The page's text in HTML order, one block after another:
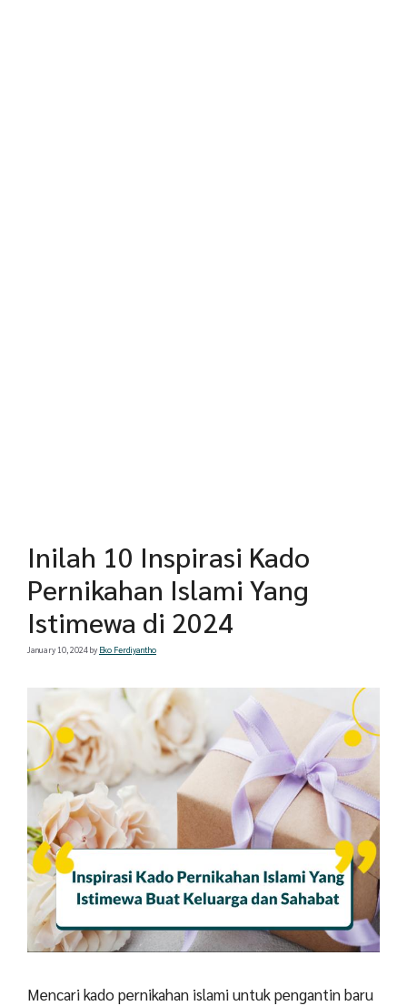
Inilah 10 Inspirasi Kado
Pernikahan Islami Yang
Istimewa di 2024
January 10, 2024by Eko Ferdiyantho
Mencari kado pernikahan islami untuk pengantin baru